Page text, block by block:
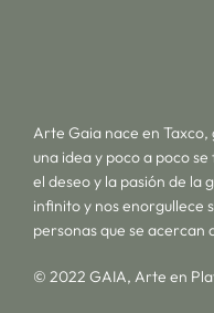
Arte Gaia nace en
una idea y poco a poco
el deseo y la pasión de la
infinito y nos enorgullece
personas que se acercan
© 2022 GAIA, Arte en